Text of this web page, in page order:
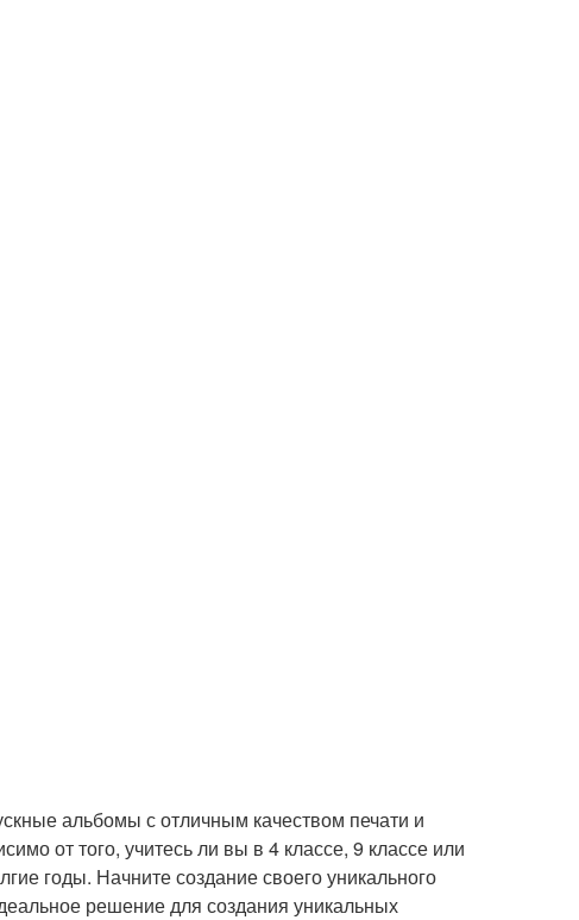
альбомы с отличным качеством печати и
от того, учитесь ли вы в 4 классе, 9 классе или
годы. Начните создание своего уникального
решение для создания уникальных